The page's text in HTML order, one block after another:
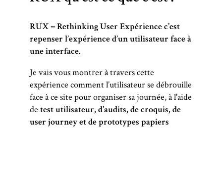
RUX = Rethinking User Expérience c’est
repenser l’expérience d’un utilisateur face à
une interface.
Je vais vous montrer à travers cette
expérience comment l’utilisateur se débrouille
face à ce site pour organiser sa journée, à l'aide
de test utilisateur, d’audits, de croquis, de
user journey et de prototypes papiers